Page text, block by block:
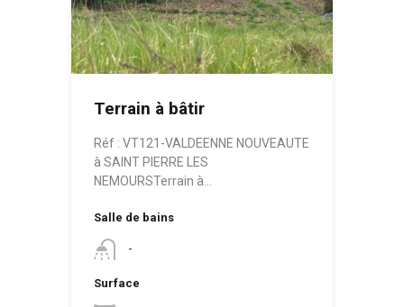
Terrain à bâtir
Réf : VT121-VALDEENNE NOUVEAUTE
à SAINT PIERRE LES
NEMOURSTerrain à…
Salle de bains
-
Surface